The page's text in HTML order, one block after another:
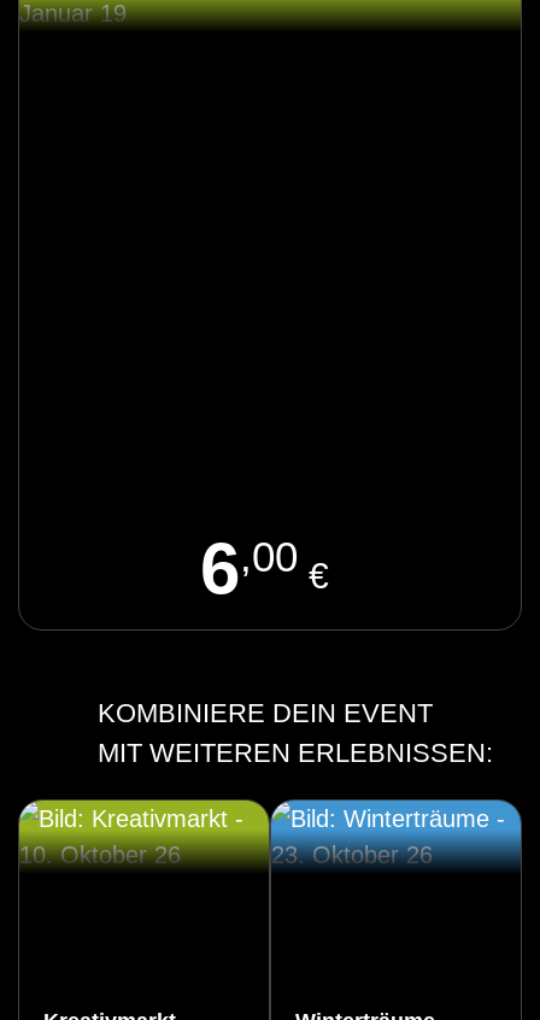
6,00 €
KOMBINIERE DEIN EVENT
MIT WEITEREN ERLEBNISSEN: